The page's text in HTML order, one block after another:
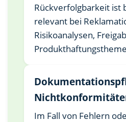
Rückverfolgbarkeit ist
relevant bei
Risikoanalysen,
Im Fall von Fehlern